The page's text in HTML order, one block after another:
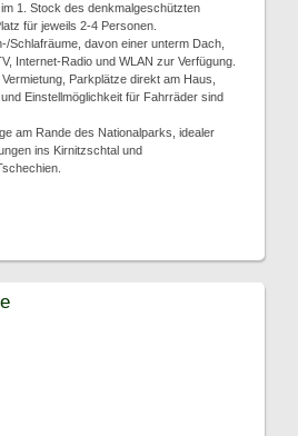
1. Stock des denkmalgeschützten
für jeweils 2-4 Personen.
Schlafräume, davon einer unterm Dach,
Internet-Radio und WLAN zur Verfügung.
Parkplätze direkt am Haus,
Einstellmöglichkeit für Fahrräder sind
am Rande des Nationalparks, idealer
ins Kirnitzschtal und